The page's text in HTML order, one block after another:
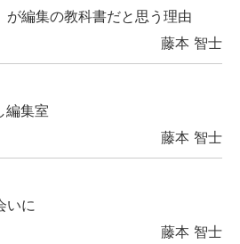
が編集の教科書だと思う理由
藤本 智士
編集室
藤本 智士
いに
藤本 智士